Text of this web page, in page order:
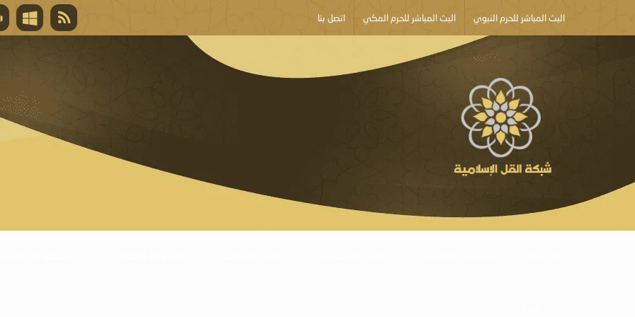
البث المباشر للحرم النبوي البث المباشر للحرم المكي اتصل بنا
قال تعالى
المغفرة لأنها أغلى جائزة، وهي مفتاح باب